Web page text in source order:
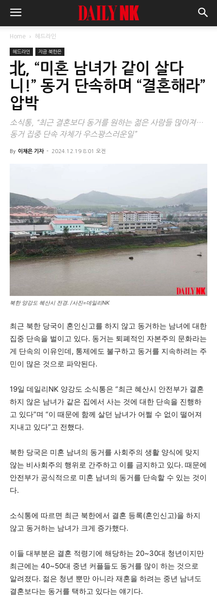
Home 헤드라인
헤드라인 지금 북한은
北, “미혼 남녀가 같이 살다
니!” 동거 단속하며 “결혼해라”
압박
소식통, “최근 결혼보다 동거를 원하는 젊은 사람들 많아져…
동거 집중 단속 자체가 우스꽝스러운일”
By 이채은 기자 - 2024.12.19 8:01 오전
북한 양강도 혜산시 전경. /사진=데일리NK
최근 북한 당국이 혼인신고를 하지 않고 동거하는 남녀에 대한
집중 단속을 벌이고 있다. 동거는 퇴폐적인 자본주의 문화라는
게 단속의 이유인데, 통제에도 불구하고 동거를 지속하려는 주
민이 많은 것으로 파악된다.
19일 데일리NK 양강도 소식통은 “최근 혜산시 안전부가 결혼
하지 않은 남녀가 같은 집에서 사는 것에 대한 단속을 진행하
고 있다”며 “이 때문에 함께 살던 남녀가 어쩔 수 없이 떨어져
지내고 있다”고 전했다.
북한 당국은 미혼 남녀의 동거를 사회주의 생활 양식에 맞지
않는 비사회주의 행위로 간주하고 이를 금지하고 있다. 때문에
안전부가 공식적으로 미혼 남녀의 동거를 단속할 수 있는 것이
다.
소식통에 따르면 최근 북한에서 결혼 등록(혼인신고)을 하지
않고 동거하는 남녀가 크게 증가했다.
이들 대부분은 결혼 적령기에 해당하는 20~30대 청년이지만
최근에는 40~50대 중년 커플들도 동거를 많이 하는 것으로
알려졌다. 젊은 청년 뿐만 아니라 재혼을 하려는 중년 남녀도
결혼보다는 동거를 택하고 있다는 얘기다.